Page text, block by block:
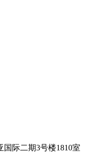
际二期3号楼1810室